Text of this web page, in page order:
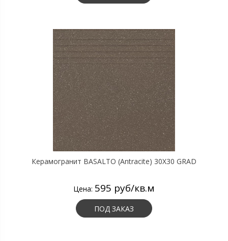
Керамогранит BASALTO (Antracite) 30X30 GRAD
Цена: 595 руб/кв.м
ПОД ЗАКАЗ